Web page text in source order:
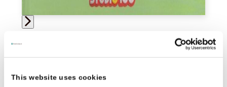
This website uses cookies
Bumba voorleesboek - Leuke